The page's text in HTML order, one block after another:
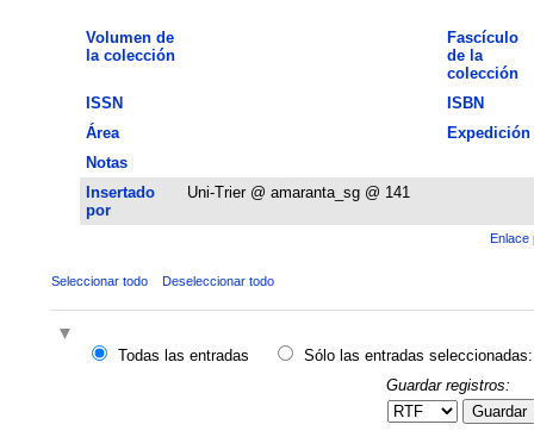
Volumen de
la colección
Fascículo
de la
colección
ISSN
ISBN
Área
Expedición
Notas
Insertado
por
Uni-Trier @ amaranta_sg @ 141
Enlace
Seleccionar todo Deseleccionar todo
Todas las entradas
Sólo las entradas seleccionadas:
Guardar registros:
Guardar